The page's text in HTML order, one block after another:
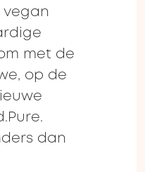
vegan
met de
op de
dan